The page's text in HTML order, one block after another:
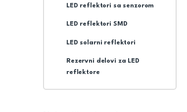
LED reflektori sa senzorom
LED reflektori SMD
LED solarni reflektori
Rezervni delovi za LED
reflektore